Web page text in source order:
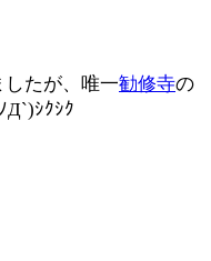
たが、唯一勧修寺の
Д`)ｼｸｼｸ